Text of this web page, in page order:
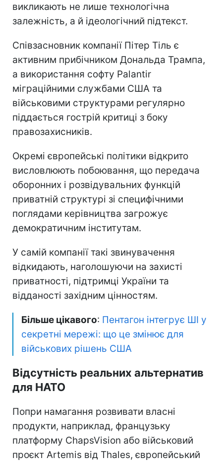
викликають не лише технологічна
залежність, а й ідеологічний підтекст.
Співзасновник компанії Пітер Тіль є
активним прибічником Дональда Трампа,
а використання софту Palantir
міграційними службами США та
військовими структурами регулярно
піддається гострій критиці з боку
правозахисників.
Окремі європейські політики відкрито
висловлюють побоювання, що передача
оборонних і розвідувальних функцій
приватній структурі зі специфічними
поглядами керівництва загрожує
демократичним інститутам.
У самій компанії такі звинувачення
відкидають, наголошуючи на захисті
приватності, підтримці України та
відданості західним цінностям.
Більше цікавого: Пентагон інтегрує ШІ у
секретні мережі: що це змінює для
військових рішень США
Відсутність реальних альтернатив
для НАТО
Попри намагання розвивати власні
продукти, наприклад, французьку
платформу ChapsVision або військовий
проєкт Artemis від Thales, європейський